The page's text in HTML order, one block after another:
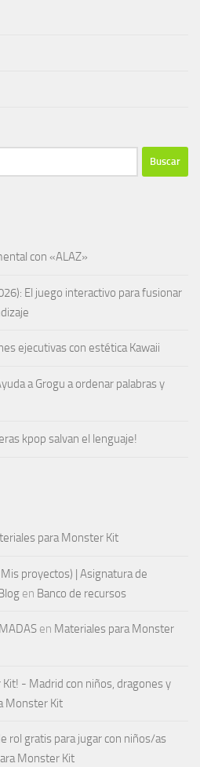
con «ALAZ»
El juego interactivo para fusionar
ejecutivas con estética Kawaii
a Grogu a ordenar palabras y
kpop salvan el lenguaje!
para Monster Kit
proyectos) | Asignatura de
en Banco de recursos
en Materiales para Monster
Kit! - Madrid con niños, dragones y
Monster Kit
rol gratis para jugar con niños/as
Monster Kit